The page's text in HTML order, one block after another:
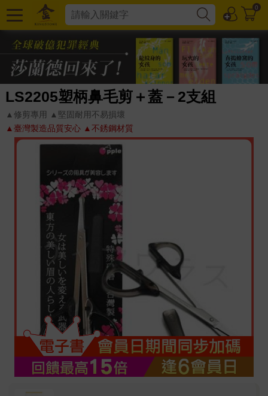
0
LS2205塑柄鼻毛剪＋蓋－2支組
▲修剪專用 ▲堅固耐用不易損壞
▲臺灣製造品質安心 ▲不銹鋼材質